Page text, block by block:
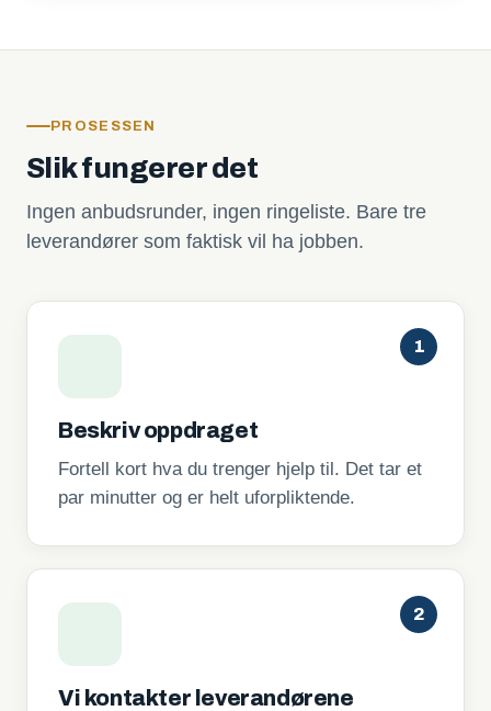
PROSESSEN
Slik fungerer det
Ingen anbudsrunder, ingen ringeliste. Bare tre
leverandører som faktisk vil ha jobben.
1
Beskriv oppdraget
Fortell kort hva du trenger hjelp til. Det tar et
par minutter og er helt uforpliktende.
2
Vi kontakter leverandørene